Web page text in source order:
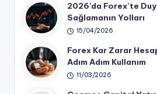
2026’da Forex’te
Sağlamanın Yolları
15/04/2026
Forex Kar Zarar
Adım Adım Kullanım
11/03/2026